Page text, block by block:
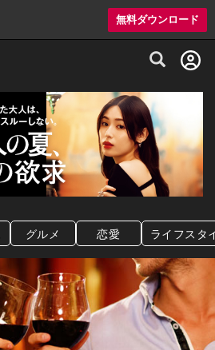
無料ダウンロード
グルメ情報・プレミアムレストラン予約
グルメ 恋愛 ライフスタ